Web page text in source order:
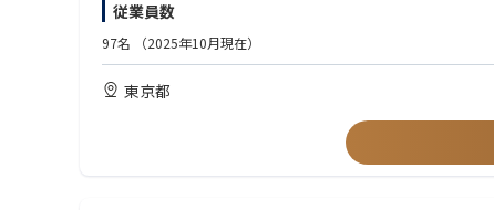
・運用プロセスやルールの策定〜オペレーション設計、及び効率
・問い合わせ内容をもとにしたプロダクトへの改善提案
・問い合わせ傾向の分析、FAQやドキュメントの整備を通じた未
※アプリケーションエンジニアとの共同プロジェクト、アプリケ
・BtoB SaaSプロダクトにおいてバーティカル領域の基幹シス
・アクセスログ、アプリケーションログの分析
・顧客の成功を第一に考え、技術への深い探究心と開発経験を
・チーム内外のメンバーと協働してプロダクト・プロセスをより
・“保険業界をアップデートし、アップグレードする”というミ
従業員数
97名 （2025年10月現在）
東京都